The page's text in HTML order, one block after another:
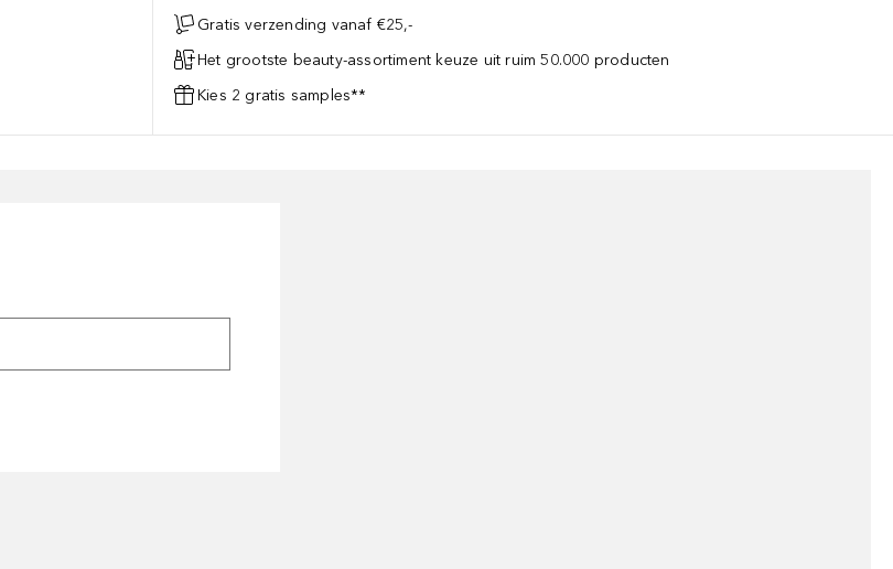
Gratis verzending vanaf €25,-
Het grootste beauty-assortiment keuze uit ruim 50.000 producten
Kies 2 gratis samples**